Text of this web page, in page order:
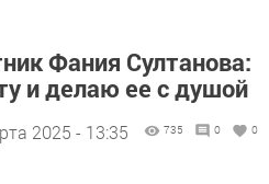
Фания Султанова:
и делаю ее с душой
2025 - 13:35 735 0 0